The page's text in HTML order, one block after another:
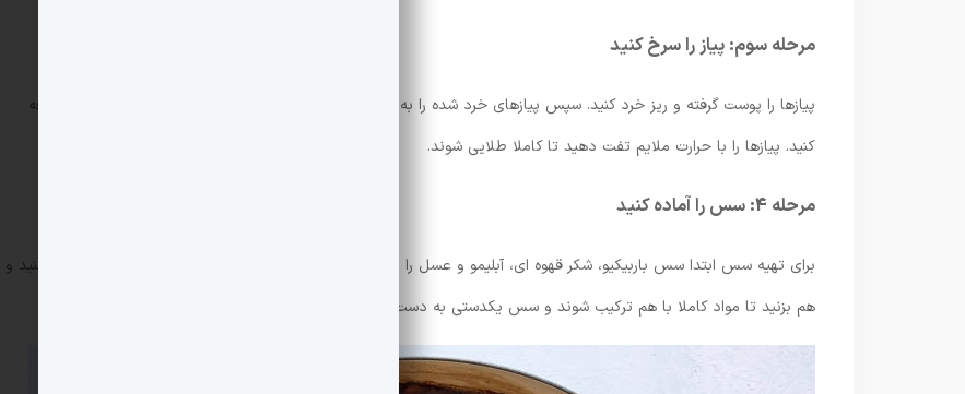
مرحله سوم: پیاز را سرخ کنید
پیازها را پوست گرفته و ریز خرد کنید. سپس پیازهای خرد شده را به همان ماهیتابه ای که مرغ ها را در آن سرخ کرده اید اضافه
کنید. پیازها را با حرارت ملایم تفت دهید تا کاملا طلایی شوند.
مرحله 4: سس را آماده کنید
برای تهیه سس ابتدا سس باربیکیو، شکر قهوه ای، آبلیمو و عسل را با هم مخلوط کنید. سپس کمی نمک و فلفل سیاه اضافه کنید و
هم بزنید تا مواد کاملا با هم ترکیب شوند و سس یکدستی به دست آید.